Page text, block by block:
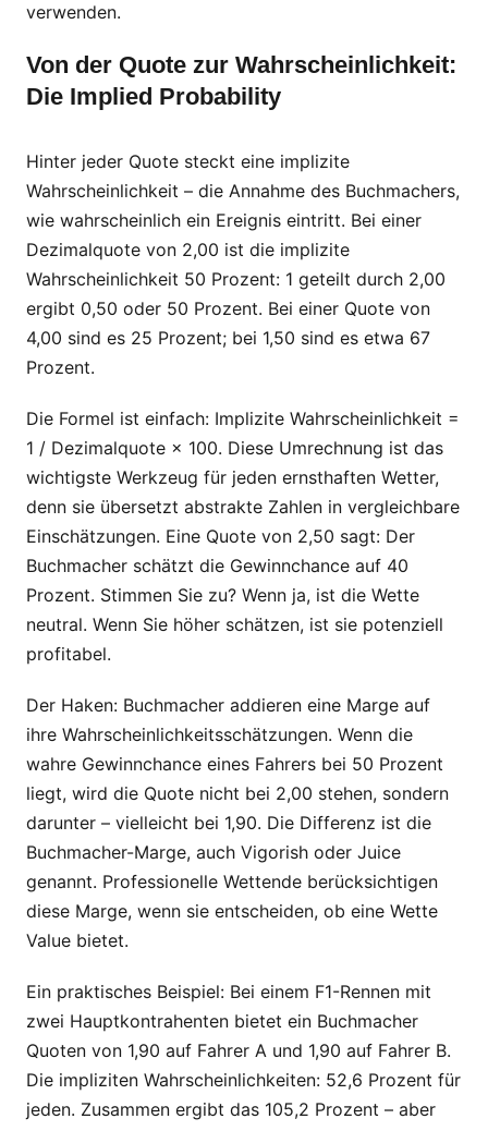
verwenden.
Von der Quote zur Wahrscheinlichkeit:
Die Implied Probability
Hinter jeder Quote steckt eine implizite
Wahrscheinlichkeit – die Annahme des Buchmachers,
wie wahrscheinlich ein Ereignis eintritt. Bei einer
Dezimalquote von 2,00 ist die implizite
Wahrscheinlichkeit 50 Prozent: 1 geteilt durch 2,00
ergibt 0,50 oder 50 Prozent. Bei einer Quote von
4,00 sind es 25 Prozent; bei 1,50 sind es etwa 67
Prozent.
Die Formel ist einfach: Implizite Wahrscheinlichkeit =
1 / Dezimalquote × 100. Diese Umrechnung ist das
wichtigste Werkzeug für jeden ernsthaften Wetter,
denn sie übersetzt abstrakte Zahlen in vergleichbare
Einschätzungen. Eine Quote von 2,50 sagt: Der
Buchmacher schätzt die Gewinnchance auf 40
Prozent. Stimmen Sie zu? Wenn ja, ist die Wette
neutral. Wenn Sie höher schätzen, ist sie potenziell
profitabel.
Der Haken: Buchmacher addieren eine Marge auf
ihre Wahrscheinlichkeitsschätzungen. Wenn die
wahre Gewinnchance eines Fahrers bei 50 Prozent
liegt, wird die Quote nicht bei 2,00 stehen, sondern
darunter – vielleicht bei 1,90. Die Differenz ist die
Buchmacher-Marge, auch Vigorish oder Juice
genannt. Professionelle Wettende berücksichtigen
diese Marge, wenn sie entscheiden, ob eine Wette
Value bietet.
Ein praktisches Beispiel: Bei einem F1-Rennen mit
zwei Hauptkontrahenten bietet ein Buchmacher
Quoten von 1,90 auf Fahrer A und 1,90 auf Fahrer B.
Die impliziten Wahrscheinlichkeiten: 52,6 Prozent für
jeden. Zusammen ergibt das 105,2 Prozent – aber